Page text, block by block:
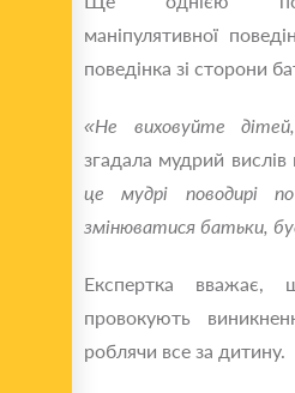
маніпулятивної
поведінка зі сторони
«Не виховуйте
згадала мудрий
це мудрі поводирі
змінюватися батьки,
Експертка вважає,
провокують
роблячи все за дитину.